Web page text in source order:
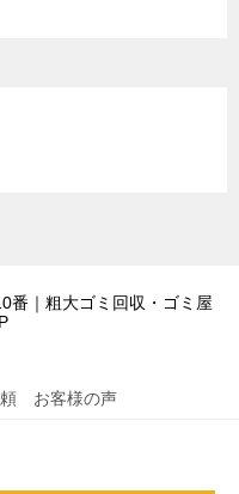
番｜粗大ゴミ回収・ゴミ屋
頼 お客様の声